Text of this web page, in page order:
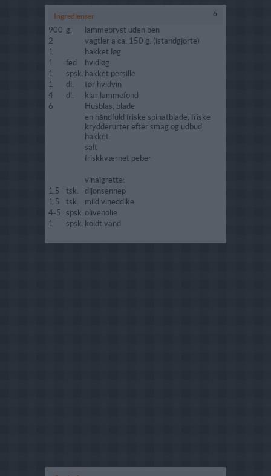
Ingredienser 6
900 g.
lammebryst uden ben
2
vagtler a ca. 150 g. (istandgjorte)
1
hakket løg
1
fed
hvidløg
1
spsk. hakket persille
1
dl.
tør hvidvin
4
dl.
klar lammefond
6
Husblas, blade
en håndfuld friske spinatblade, friske
krydderurter efter smag og udbud,
hakket.
salt
friskkværnet peber
vinaigrette:
1.5
tsk.
dijonsennep
1.5
tsk.
mild vineddike
4-5
spsk. olivenolie
1
spsk. koldt vand